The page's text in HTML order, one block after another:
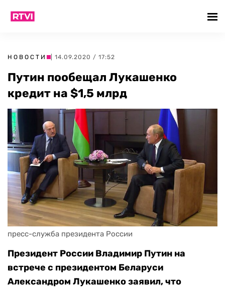
НОВОСТИ | 14.09.2020 / 17:52
Путин пообещал Лукашенко
кредит на $1,5 млрд
пресс-служба президента России
Президент России Владимир Путин на
встрече с президентом Беларуси
Александром Лукашенко заявил, что